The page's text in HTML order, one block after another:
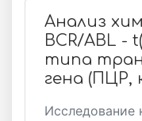
Анализ
BCR/ABL -
типа
гена (ПЦР,
Исследование